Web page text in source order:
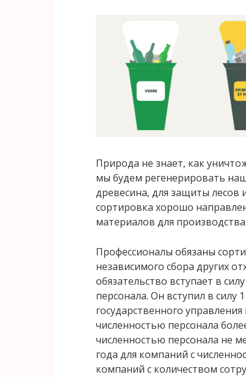
Природа не знает, как
мы будем регенерировать
древесина, для защиты лесов
сортировка хорошо
материалов для
Профессионалы обязаны
независимого сбора других
обязательство вступает в
персонала. Он вступил в силу
государственного
численностью персонала
численностью персонала не
года для компаний с
компаний с количеством